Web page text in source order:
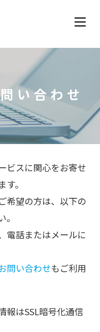
い合わせ
ビスに関心をお寄せ
。
希望の方は、以下の
電話またはメールに
問い合わせもご利用
報はSSL暗号化通信